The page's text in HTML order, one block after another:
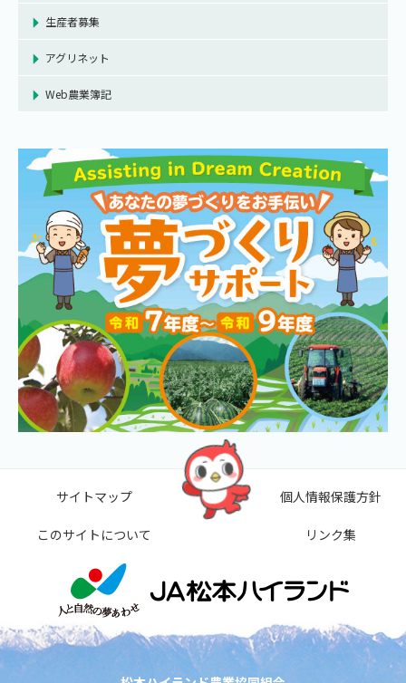
生産者募集
アグリネット
Web農業簿記
サイトマップ
このサイトについて
個人情報保護方針
リンク集